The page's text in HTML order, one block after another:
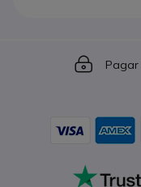
Icon